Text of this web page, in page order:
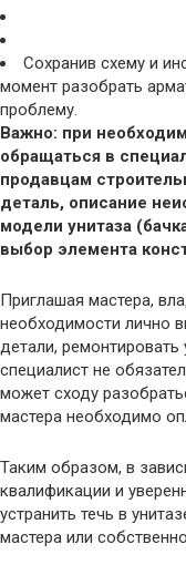
Сохранив схему и
момент разобрать
проблему.
Важно: при
обращаться в
продавцам
деталь, описание
модели унитаза
выбор элемента
Приглашая мастера,
необходимости лично
детали,
специалист не
может сходу
мастера необходимо
Таким образом, в
квалификации и
устранить течь в
мастера или